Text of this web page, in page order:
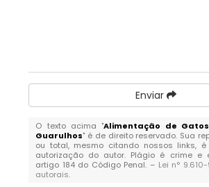
Enviar
O texto acima "Alimentação de
Guarulhos" é de direito reservado. Sua
ou total, mesmo citando nossos links,
autorização do autor. Plágio é crime e
artigo 184 do Código Penal. – Lei n°
autorais.